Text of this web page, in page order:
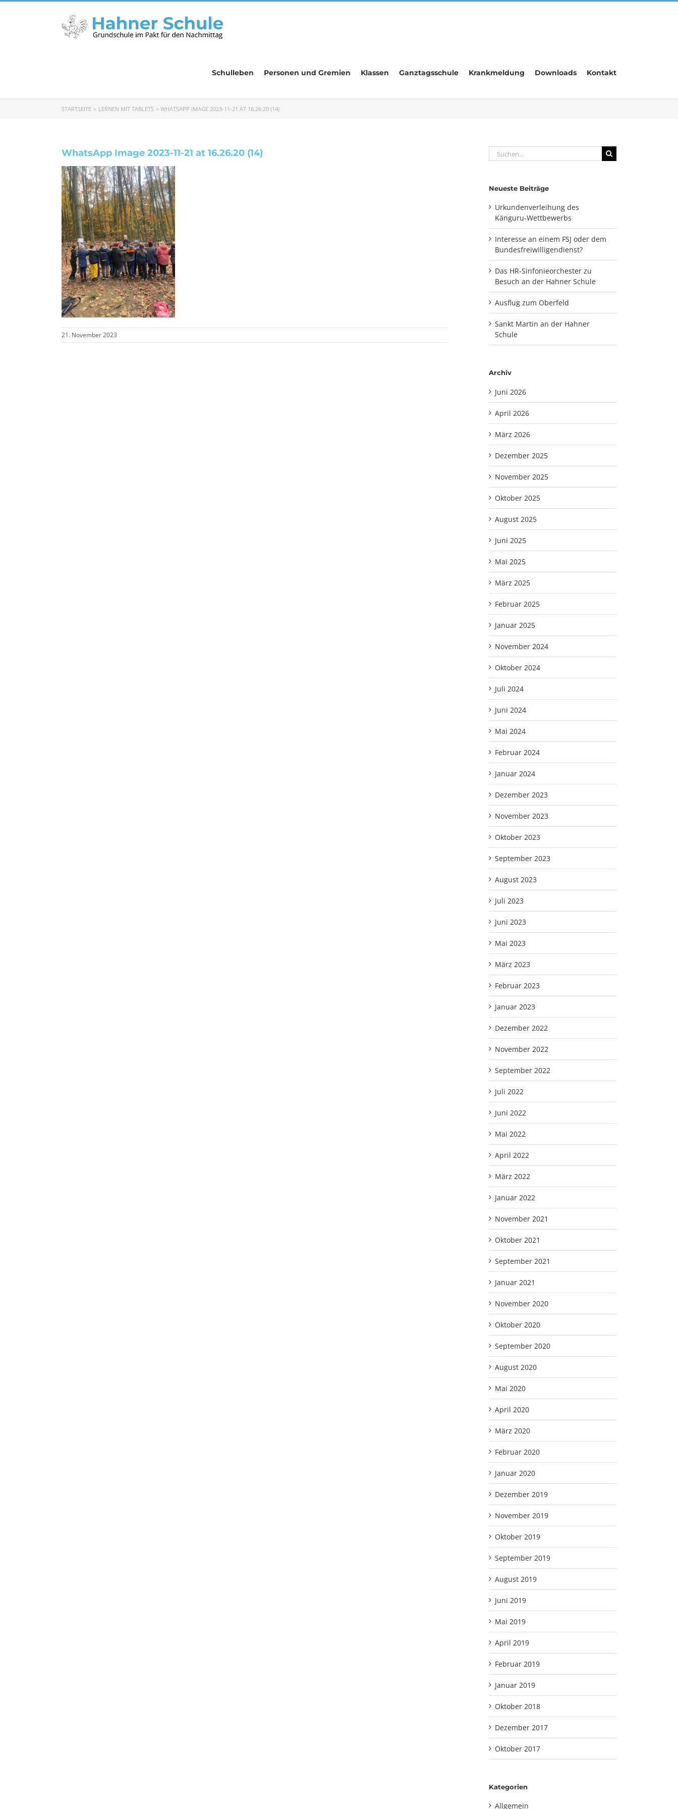
Zum
Schulleben Personen und Gremien Klassen Ganztagsschule Krankmeldung Downloads Kontakt
STARTSEITE LERNEN MIT TABLETS WHATSAPP IMAGE 2023-11-21 AT 16.26.20 (14)
WhatsApp Image 2023-11-21 at 16.26.20 (14)
21. November 2023
Suche
nach:
Neueste Beiträge
Urkundenverleihung des
Känguru-Wettbewerbs
Interesse an einem FSJ oder dem
Bundesfreiwilligendienst?
Das HR-Sinfonieorchester zu
Besuch an der Hahner Schule
Ausflug zum Oberfeld
Sankt Martin an der Hahner
Schule
Archiv
Juni 2026
April 2026
März 2026
Dezember 2025
November 2025
Oktober 2025
August 2025
Juni 2025
Mai 2025
März 2025
Februar 2025
Januar 2025
November 2024
Oktober 2024
Juli 2024
Juni 2024
Mai 2024
Februar 2024
Januar 2024
Dezember 2023
November 2023
Oktober 2023
September 2023
August 2023
Juli 2023
Juni 2023
Mai 2023
März 2023
Februar 2023
Januar 2023
Dezember 2022
November 2022
September 2022
Juli 2022
Juni 2022
Mai 2022
April 2022
März 2022
Januar 2022
November 2021
Oktober 2021
September 2021
Januar 2021
November 2020
Oktober 2020
September 2020
August 2020
Mai 2020
April 2020
März 2020
Februar 2020
Januar 2020
Dezember 2019
November 2019
Oktober 2019
September 2019
August 2019
Juni 2019
Mai 2019
April 2019
Februar 2019
Januar 2019
Oktober 2018
Dezember 2017
Oktober 2017
Kategorien
Allgemein